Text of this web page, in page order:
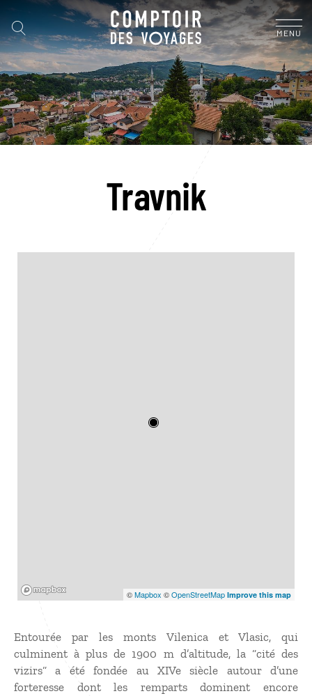
MENU
Travnik
©Mapbox ©OpenStreetMap Improve this map
Entourée par les monts Vilenica et Vlasic, qui
culminent à plus de 1900 m d’altitude, la “cité des
vizirs“ a été fondée au XIVe siècle autour d’une
forteresse dont les remparts dominent encore